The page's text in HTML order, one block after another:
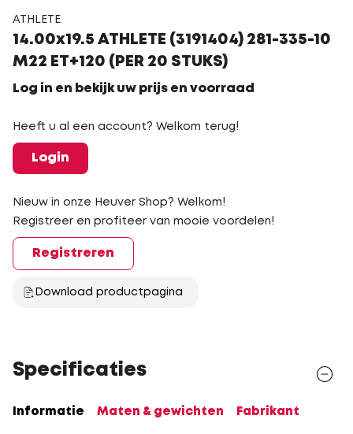
ATHLETE
14.00x19.5 ATHLETE (3191404) 281-335-10
M22 ET+120 (PER 20 STUKS)
Log in en bekijk uw prijs en voorraad
Heeft u al een account? Welkom terug!
Login
Nieuw in onze Heuver Shop? Welkom!
Registreer en profiteer van mooie voordelen!
Registreren
Download productpagina
Specificaties
Informatie Maten & gewichten Fabrikant